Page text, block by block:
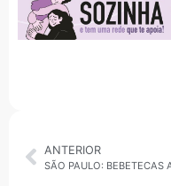
ANTERIOR